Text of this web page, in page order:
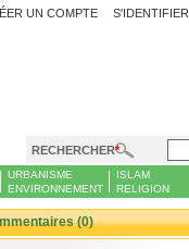
UN COMPTE S'IDENTIFIER
RECHERCHER
URBANISME
ENVIRONNEMENT
ISLAM
RELIGION
(0)